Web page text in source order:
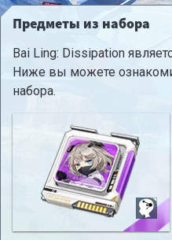
Предметы из набора
Bai Ling: Dissipation
Ниже вы можете
набора.